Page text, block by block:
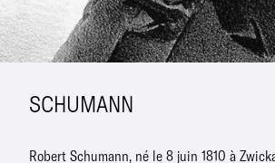
SCHUMANN
Robert Schumann, né le 8 juin 1810 à